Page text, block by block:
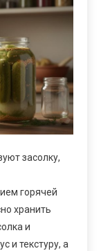
засолку,
горячей
хранить
и
и текстуру, а